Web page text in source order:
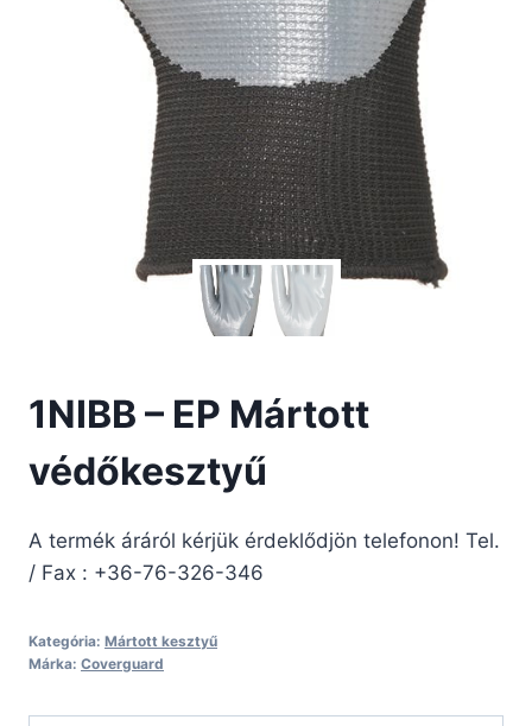
1NIBB – EP Mártott
védőkesztyű
A termék áráról kérjük érdeklődjön telefonon! Tel.
/ Fax : +36-76-326-346
Kategória: Mártott kesztyű
Márka: Coverguard